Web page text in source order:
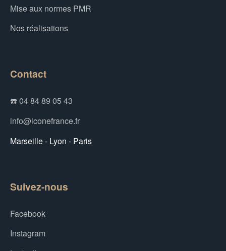
Mise aux normes PMR
Nos réalisations
Contact
☎️ 04 84 89 05 43
info@iconefrance.fr
Marseille - Lyon - Paris
Suivez-nous
Facebook
Instagram